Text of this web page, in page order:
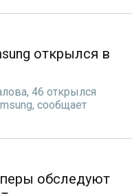
открылся в
46 открылся
сообщает
обследуют